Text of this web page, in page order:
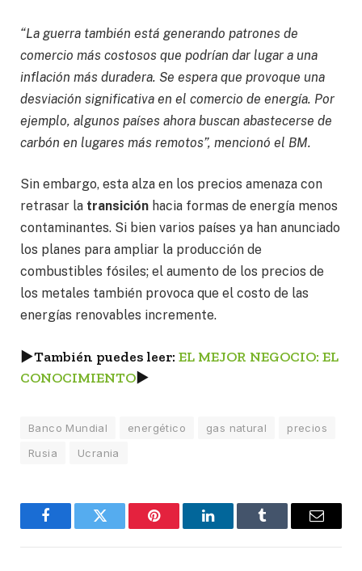
“La guerra también está generando patrones de
comercio más costosos que podrían dar lugar a una
inflación más duradera. Se espera que provoque una
desviación significativa en el comercio de energía. Por
ejemplo, algunos países ahora buscan abastecerse de
carbón en lugares más remotos”, mencionó el BM.
Sin embargo, esta alza en los precios amenaza con
retrasar la transición hacia formas de energía menos
contaminantes. Si bien varios países ya han anunciado
los planes para ampliar la producción de
combustibles fósiles; el aumento de los precios de
los metales también provoca que el costo de las
energías renovables incremente.
►También puedes leer: EL MEJOR NEGOCIO: EL
CONOCIMIENTO►
Banco Mundial energético gas natural
precios
Rusia
Ucrania
FacebookTwitter Pinterest LinkedInTumblr Email